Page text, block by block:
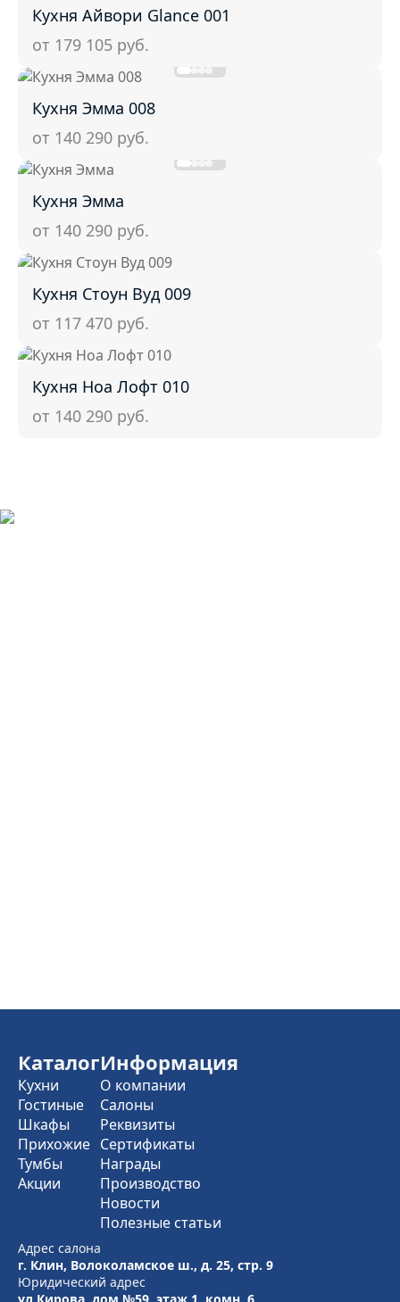
Кухня Айвори Glance 001
от 179 105 руб.
Кухня Эмма 008
от 140 290 руб.
Кухня Эмма
от 140 290 руб.
Кухня Стоун Вуд 009
от 117 470 руб.
Кухня Ноа Лофт 010
от 140 290 руб.
Каталог
Кухни
Гостиные
Шкафы
Прихожие
Тумбы
Акции
Информация
О компании
Салоны
Реквизиты
Сертификаты
Награды
Производство
Новости
Полезные статьи
Адрес салона
г. Клин, Волоколамское ш., д. 25, стр. 9
Юридический адрес